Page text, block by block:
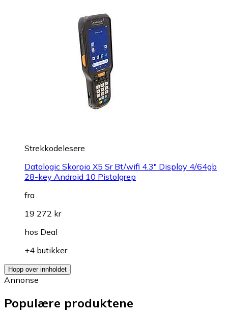
Strekkodelesere
Datalogic Skorpio X5 Sr Bt/wifi 4.3" Display 4/64gb
28-key Android 10 Pistolgrep
fra
19 272 kr
hos Deal
+4 butikker
Hopp over innholdet
Annonse
Populære produktene